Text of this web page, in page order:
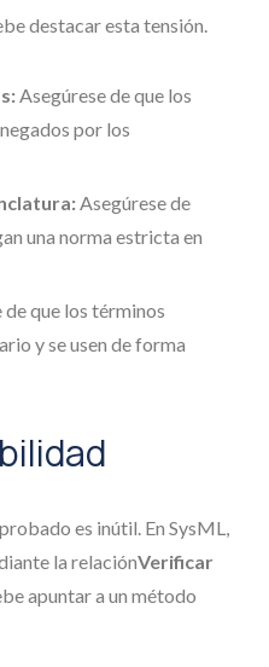
destacar esta tensión.
Asegúrese de que los
por los
Asegúrese de
una norma estricta en
de que los términos
y se usen de forma
es inútil. En SysML,
la relaciónVerificar
apuntar a un método